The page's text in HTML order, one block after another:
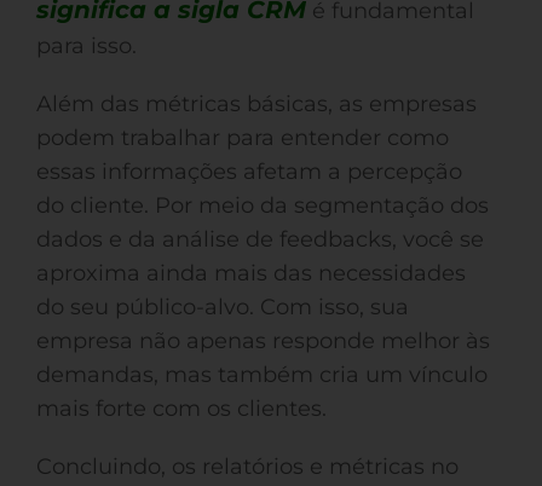
significa a sigla CRM é fundamental
para isso.
Além das métricas básicas, as empresas
podem trabalhar para entender como
essas informações afetam a percepção
do cliente. Por meio da segmentação dos
dados e da análise de feedbacks, você se
aproxima ainda mais das necessidades
do seu público-alvo. Com isso, sua
empresa não apenas responde melhor às
demandas, mas também cria um vínculo
mais forte com os clientes.
Concluindo, os relatórios e métricas no